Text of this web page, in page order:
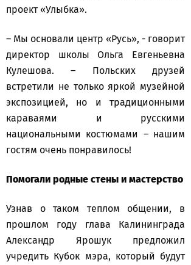
проект «Улыбка».
– Мы основали центр «Русь», - говорит
директор школы Ольга Евгеньевна
Кулешова. – Польских друзей
встретили не только яркой музейной
экспозицией, но и традиционными
караваями и русскими
национальными костюмами – нашим
гостям очень понравилось!
Помогали родные стены и мастерство
Узнав о таком теплом общении, в
прошлом году глава Калининграда
Александр Ярошук предложил
учредить Кубок мэра, который будут